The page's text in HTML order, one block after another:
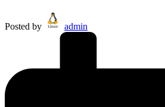
Posted by admin